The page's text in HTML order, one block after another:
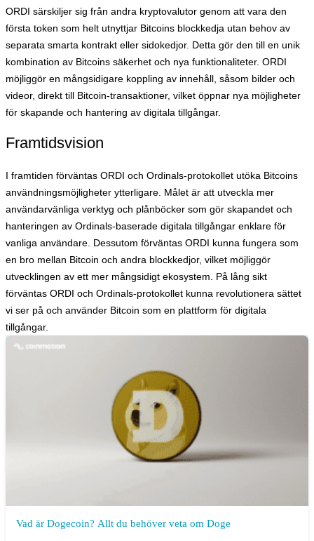
ORDI särskiljer sig från andra kryptovalutor genom att vara den
första token som helt utnyttjar Bitcoins blockkedja utan behov av
separata smarta kontrakt eller sidokedjor. Detta gör den till en unik
kombination av Bitcoins säkerhet och nya funktionaliteter. ORDI
möjliggör en mångsidigare koppling av innehåll, såsom bilder och
videor, direkt till Bitcoin-transaktioner, vilket öppnar nya möjligheter
för skapande och hantering av digitala tillgångar.
Framtidsvision
I framtiden förväntas ORDI och Ordinals-protokollet utöka Bitcoins
användningsmöjligheter ytterligare. Målet är att utveckla mer
användarvänliga verktyg och plånböcker som gör skapandet och
hanteringen av Ordinals-baserade digitala tillgångar enklare för
vanliga användare. Dessutom förväntas ORDI kunna fungera som
en bro mellan Bitcoin och andra blockkedjor, vilket möjliggör
utvecklingen av ett mer mångsidigt ekosystem. På lång sikt
förväntas ORDI och Ordinals-protokollet kunna revolutionera sättet
vi ser på och använder Bitcoin som en plattform för digitala
tillgångar.
Vad är Dogecoin? Allt du behöver veta om Doge